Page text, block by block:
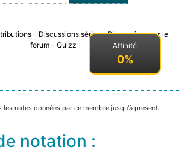
Affinité
0%
- Discussions séries-Discussions sur le
forum- Quizz
notes données par ce membre jusqu'à présent.
notation :